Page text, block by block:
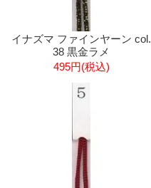
イナズマ ファインヤーン col.
38 黒金ラメ
495円(税込)